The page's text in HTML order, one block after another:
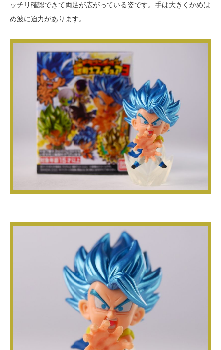
ッチリ確認できて両足が広がっている姿です。手は大きくかめは
め波に迫力があります。